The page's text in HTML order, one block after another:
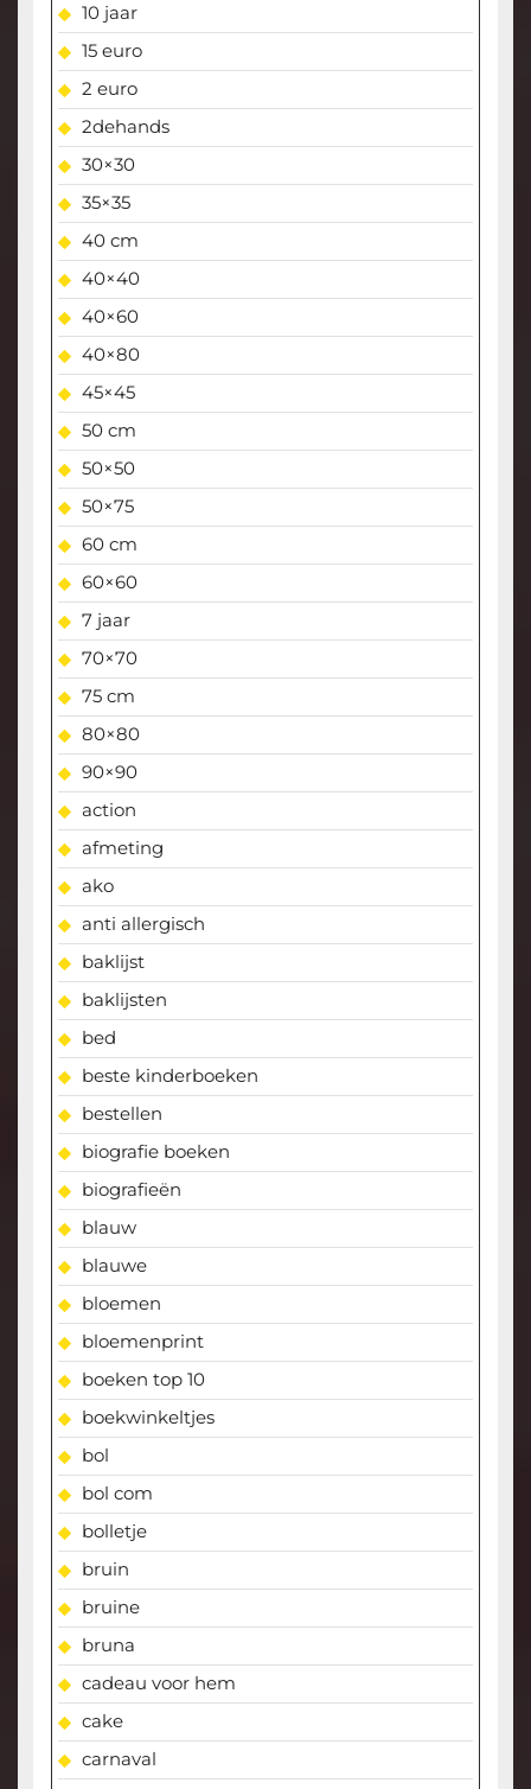
10 jaar
15 euro
2 euro
2dehands
30×30
35×35
40 cm
40×40
40×60
40×80
45×45
50 cm
50×50
50×75
60 cm
60×60
7 jaar
70×70
75 cm
80×80
90×90
action
afmeting
ako
anti allergisch
baklijst
baklijsten
bed
beste kinderboeken
bestellen
biografie boeken
biografieën
blauw
blauwe
bloemen
bloemenprint
boeken top 10
boekwinkeltjes
bol
bol com
bolletje
bruin
bruine
bruna
cadeau voor hem
cake
carnaval